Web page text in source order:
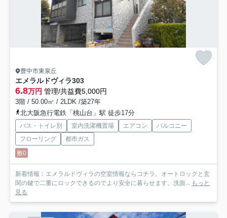
豊中市東泉丘
エメラルドヴィラ303
6.8万円 管理/共益費5,000円
3階 / 50.00㎡ / 2LDK /築27年
北大阪急行電鉄「桃山台」駅 徒歩17分
バス・トイレ別 室内洗濯機置場 エアコン
バルコニー
フローリング
都市ガス
敷0
新着情報：エメラルドヴィラの空室情報ならコチラ。オートロックと玄
関の鍵で二重にロックできるのでより安全に暮らせます。洗面...
もっと
見る